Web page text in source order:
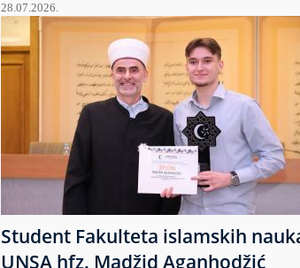
28.07.2026.
Student Fakulteta islamskih
UNSA hfz. Madžid Aganhodžić